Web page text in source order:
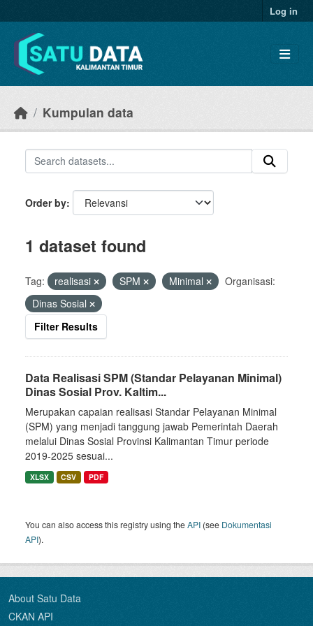
Log in
Kumpulan data
Order by
1 dataset found
Tag: realisasi SPM Minimal
Organisasi:
Dinas Sosial
Filter Results
Data Realisasi SPM (Standar Pelayanan Minimal)
Dinas Sosial Prov. Kaltim...
Merupakan capaian realisasi Standar Pelayanan Minimal
(SPM) yang menjadi tanggung jawab Pemerintah Daerah
melalui Dinas Sosial Provinsi Kalimantan Timur periode
2019-2025 sesuai...
XLSX CSV PDF
You can also access this registry using theAPI (see Dokumentasi
API).
About Satu Data
CKAN API